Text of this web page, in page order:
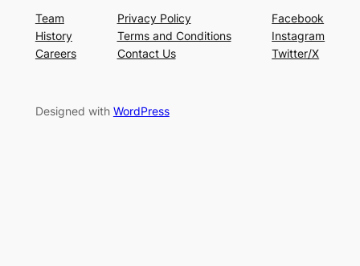
Team
History
Careers
Privacy Policy
Terms and Conditions
Contact Us
Facebook
Instagram
Twitter/X
Designed with WordPress